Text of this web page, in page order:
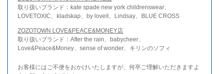
取り扱いブランド：kate spade new york childrenswear、
LOVETOXIC、kladskap、by loveit、Lindsay、BLUE CROSS
ZOZOTOWN LOVE&PEACE&MONEY店
取り扱いブランド：After the rain、babycheer、
Love&Peace&Money、sense of wonder、キリンのソフィ
お客様にはご不便をおかけいたしますが、何卒ご理解いただきますよ